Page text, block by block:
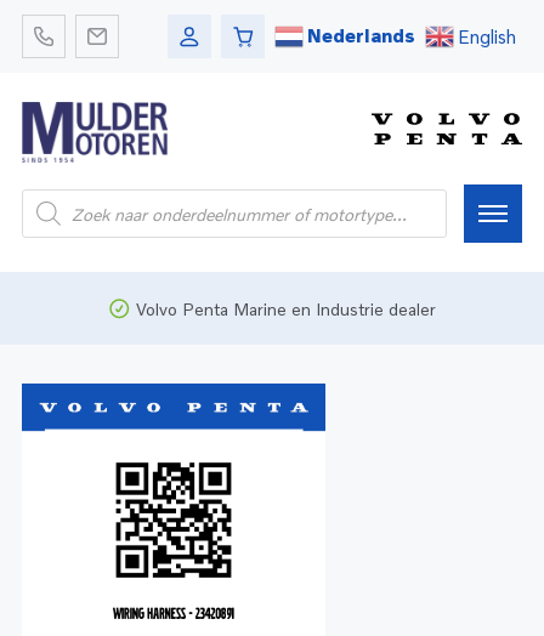
Nederlands English
Onderdelen
Bedrijfsvaart
Onderdelen
Volvo Penta Marine en Industrie dealer